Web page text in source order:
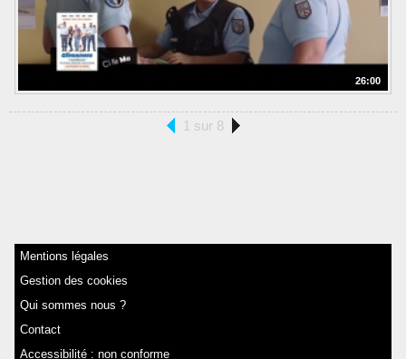
26:00
1 sur 8
Mentions légales
Gestion des cookies
Qui sommes nous ?
Contact
Accessibilité : non conforme